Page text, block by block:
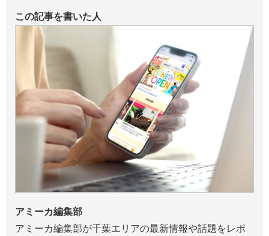
この記事を書いた人
アミーカ編集部
アミーカ編集部が千葉エリアの最新情報や話題をレポ